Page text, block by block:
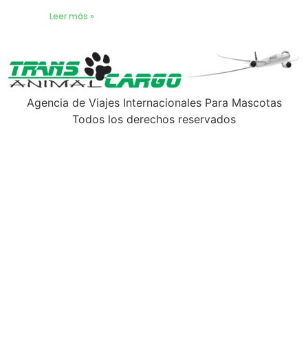
Leer más »
Agencia de Viajes Internacionales Para Mascotas
Todos los derechos reservados